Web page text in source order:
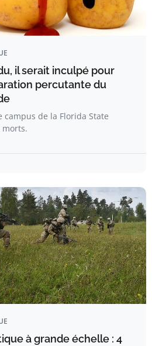
il serait inculpé pour
percutante du
campus de la Florida State
morts.
à grande échelle : 4